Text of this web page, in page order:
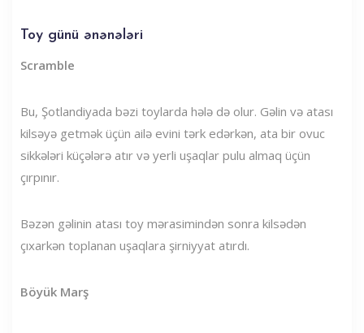
Toy günü ənənələri
Scramble
Bu, Şotlandiyada bəzi toylarda hələ də olur. Gəlin və atası
kilsəyə getmək üçün ailə evini tərk edərkən, ata bir ovuc
sikkələri küçələrə atır və yerli uşaqlar pulu almaq üçün
çırpınır.
Bəzən gəlinin atası toy mərasimindən sonra kilsədən
çıxarkən toplanan uşaqlara şirniyyat atırdı.
Böyük Marş